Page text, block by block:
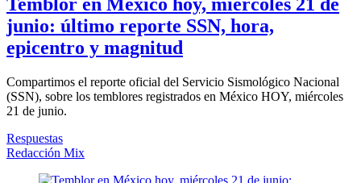
Temblor en México hoy, miércoles 21 de
junio: último reporte SSN, hora,
epicentro y magnitud
Compartimos el reporte oficial del Servicio Sismológico Nacional
(SSN), sobre los temblores registrados en México HOY, miércoles
21 de junio.
Respuestas
Redacción Mix